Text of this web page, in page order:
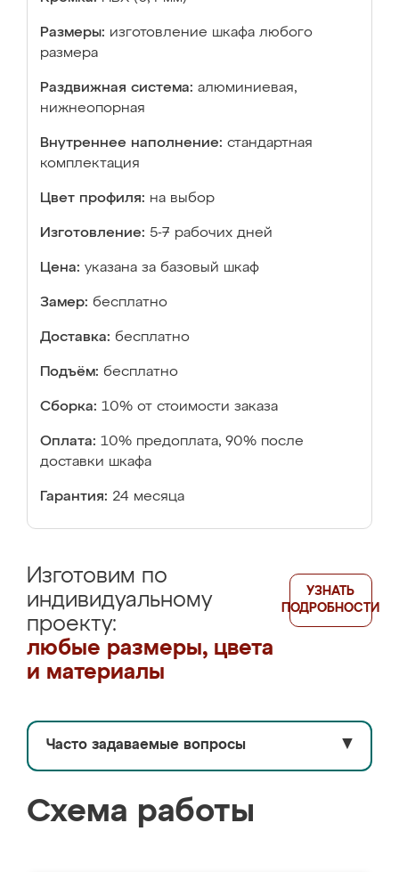
Размеры: изготовление шкафа любого
размера
Раздвижная система: алюминиевая,
нижнеопорная
Внутреннее наполнение: стандартная
комплектация
Цвет профиля: на выбор
Изготовление: 5-7 рабочих дней
Цена: указана за базовый шкаф
Замер: бесплатно
Доставка: бесплатно
Подъём: бесплатно
Сборка: 10% от стоимости заказа
Оплата: 10% предоплата, 90% после
доставки шкафа
Гарантия: 24 месяца
Изготовим по
индивидуальному
проекту:
любые размеры, цвета
и материалы
УЗНАТЬ
ПОДРОБНОСТИ
Часто задаваемые вопросы ▼
Схема работы